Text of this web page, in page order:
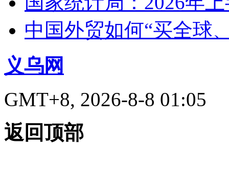
中国外贸如何“买全球
义乌网
GMT+8, 2026-8-8 01:05
返回顶部